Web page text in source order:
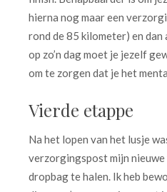
hierna nog maar een
rond de 85 kilometer) en dan
op zo’n dag moet je jezelf
om te zorgen dat je het
Vierde etappe
Na het lopen van het lusje
verzorgingspost mijn
dropbag te halen. Ik heb